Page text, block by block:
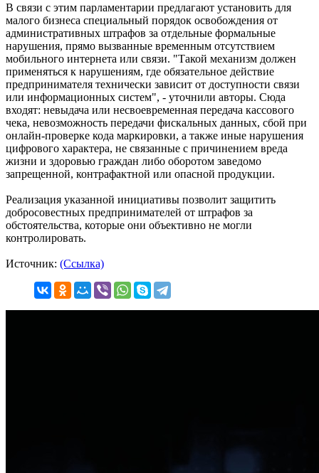
В связи с этим парламентарии предлагают установить для
малого бизнеса специальный порядок освобождения от
административных штрафов за отдельные формальные
нарушения, прямо вызванные временным отсутствием
мобильного интернета или связи. "Такой механизм должен
применяться к нарушениям, где обязательное действие
предпринимателя технически зависит от доступности связи
или информационных систем", - уточнили авторы. Сюда
входят: невыдача или несвоевременная передача кассового
чека, невозможность передачи фискальных данных, сбой при
онлайн-проверке кода маркировки, а также иные нарушения
цифрового характера, не связанные с причинением вреда
жизни и здоровью граждан либо оборотом заведомо
запрещенной, контрафактной или опасной продукции.
Реализация указанной инициативы позволит защитить
добросовестных предпринимателей от штрафов за
обстоятельства, которые они объективно не могли
контролировать.
Источник: (Ссылка)